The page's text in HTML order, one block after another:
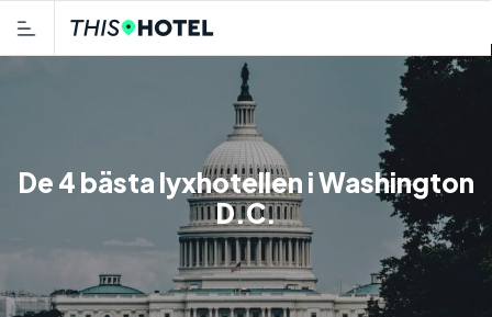
De 4 bästa lyxhotellen i Washington
D.C.